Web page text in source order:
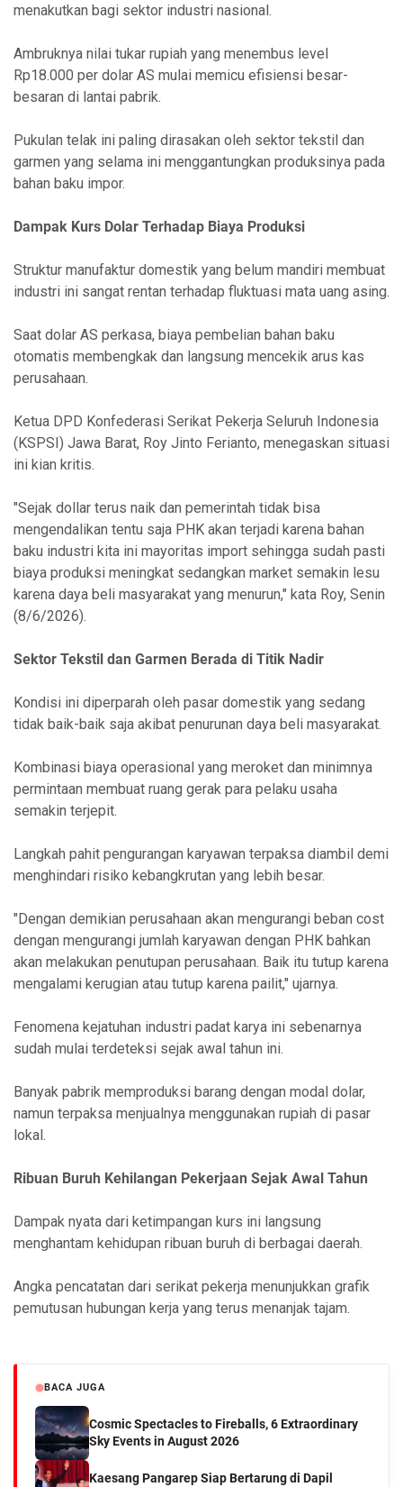
menakutkan bagi sektor industri nasional.
Ambruknya nilai tukar rupiah yang menembus level
Rp18.000 per dolar AS mulai memicu efisiensi besar-
besaran di lantai pabrik.
Pukulan telak ini paling dirasakan oleh sektor tekstil dan
garmen yang selama ini menggantungkan produksinya pada
bahan baku impor.
Dampak Kurs Dolar Terhadap Biaya Produksi
Struktur manufaktur domestik yang belum mandiri membuat
industri ini sangat rentan terhadap fluktuasi mata uang asing.
Saat dolar AS perkasa, biaya pembelian bahan baku
otomatis membengkak dan langsung mencekik arus kas
perusahaan.
Ketua DPD Konfederasi Serikat Pekerja Seluruh Indonesia
(KSPSI) Jawa Barat, Roy Jinto Ferianto, menegaskan situasi
ini kian kritis.
"Sejak dollar terus naik dan pemerintah tidak bisa
mengendalikan tentu saja PHK akan terjadi karena bahan
baku industri kita ini mayoritas import sehingga sudah pasti
biaya produksi meningkat sedangkan market semakin lesu
karena daya beli masyarakat yang menurun," kata Roy, Senin
(8/6/2026).
Sektor Tekstil dan Garmen Berada di Titik Nadir
Kondisi ini diperparah oleh pasar domestik yang sedang
tidak baik-baik saja akibat penurunan daya beli masyarakat.
Kombinasi biaya operasional yang meroket dan minimnya
permintaan membuat ruang gerak para pelaku usaha
semakin terjepit.
Langkah pahit pengurangan karyawan terpaksa diambil demi
menghindari risiko kebangkrutan yang lebih besar.
"Dengan demikian perusahaan akan mengurangi beban cost
dengan mengurangi jumlah karyawan dengan PHK bahkan
akan melakukan penutupan perusahaan. Baik itu tutup karena
mengalami kerugian atau tutup karena pailit," ujarnya.
Fenomena kejatuhan industri padat karya ini sebenarnya
sudah mulai terdeteksi sejak awal tahun ini.
Banyak pabrik memproduksi barang dengan modal dolar,
namun terpaksa menjualnya menggunakan rupiah di pasar
lokal.
Ribuan Buruh Kehilangan Pekerjaan Sejak Awal Tahun
Dampak nyata dari ketimpangan kurs ini langsung
menghantam kehidupan ribuan buruh di berbagai daerah.
Angka pencatatan dari serikat pekerja menunjukkan grafik
pemutusan hubungan kerja yang terus menanjak tajam.
BACA JUGA
Cosmic Spectacles to Fireballs, 6 Extraordinary
Sky Events in August 2026
Kaesang Pangarep Siap Bertarung di Dapil